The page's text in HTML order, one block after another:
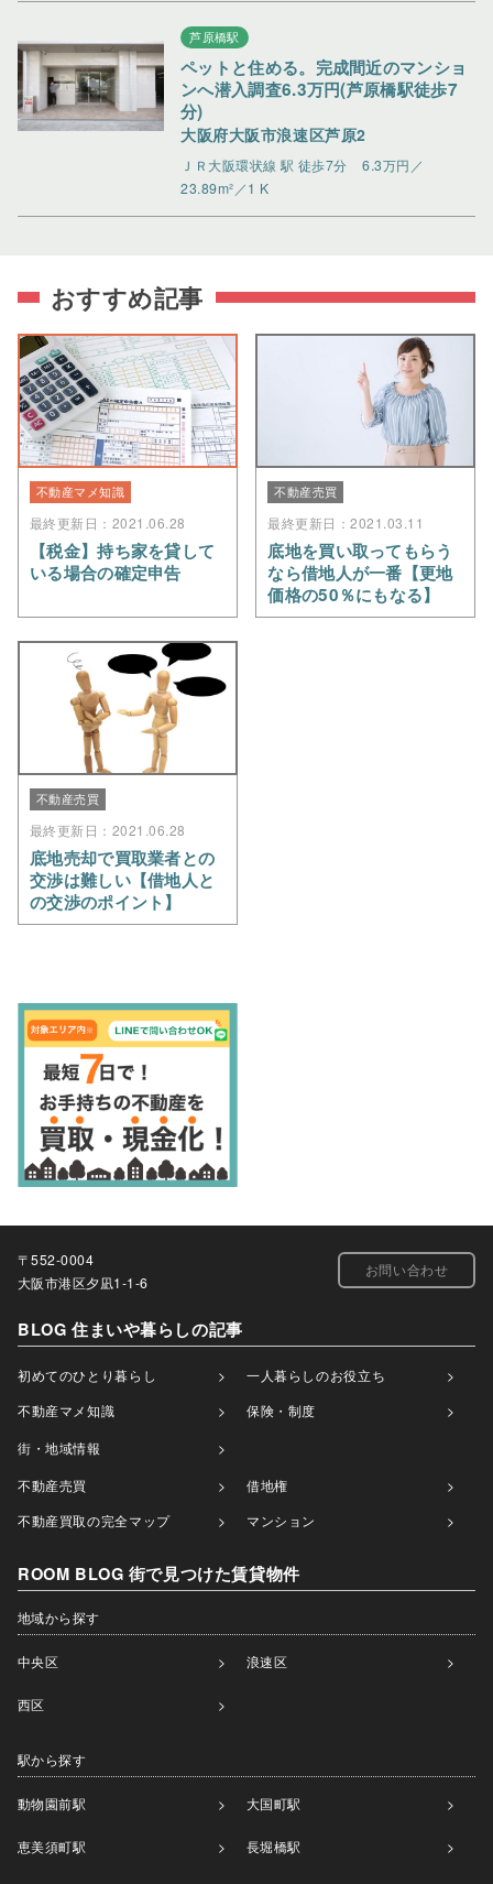
芦原橋駅
ペットと住める。完成間近のマンショ
ンへ潜入調査6.3万円(芦原橋駅徒歩7
分)
大阪府大阪市浪速区芦原2
ＪＲ大阪環状線 駅 徒歩7分
6.3万円／
23.89m²／1 K
おすすめ記事
不動産マメ知識
最終更新日：2021.06.28
【税金】持ち家を貸して
いる場合の確定申告
不動産売買
最終更新日：2021.03.11
底地を買い取ってもらう
なら借地人が一番【更地
価格の50％にもなる】
不動産売買
最終更新日：2021.06.28
底地売却で買取業者との
交渉は難しい【借地人と
の交渉のポイント】
〒552-0004
大阪市港区夕凪1-1-6
お問い合わせ
BLOG 住まいや暮らしの記事
初めてのひとり暮らし
一人暮らしのお役立ち
不動産マメ知識
保険・制度
街・地域情報
不動産売買
借地権
不動産買取の完全マップ
マンション
ROOM BLOG 街で見つけた賃貸物件
地域から探す
中央区 浪速区
西区
駅から探す
動物園前駅 大国町駅
恵美須町駅 長堀橋駅